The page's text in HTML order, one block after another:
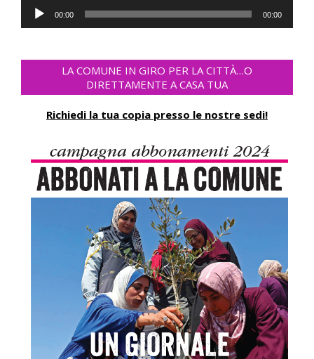
Audio
Player
00:00 00:00
LA COMUNE IN GIRO PER LA CITTÀ…O
DIRETTAMENTE A CASA TUA
Richiedi la tua copia presso le nostre sedi!